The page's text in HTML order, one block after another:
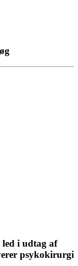
led i udtag af
psykokirurgi